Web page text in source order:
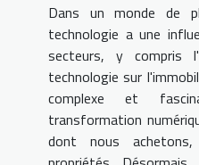
Dans un monde de
technologie a une
secteurs, y compris
technologie sur
complexe et
transformation
dont nous